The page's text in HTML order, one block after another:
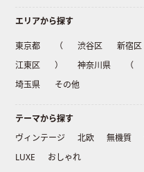
エリアから探す
東京都 （ 渋谷区 新宿区
江東区
） 神奈川県 （
埼玉県
その他
テーマから探す
ヴィンテージ
北欧 無機質
LUXE
おしゃれ